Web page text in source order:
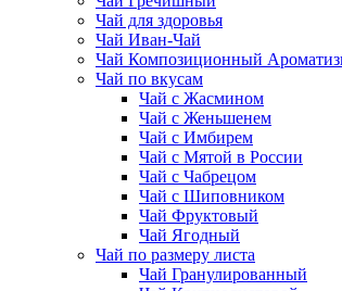
Чай для здоровья
Чай Иван-Чай
Чай Композиционный
Чай по вкусам
Чай с Жасмином
Чай с Женьшенем
Чай с Имбирем
Чай с Мятой в России
Чай с Чабрецом
Чай с Шиповником
Чай Фруктовый
Чай Ягодный
Чай по размеру листа
Чай Гранулированный